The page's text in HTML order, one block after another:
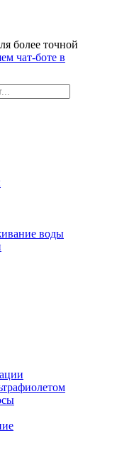
более точной
чат-боте в
воды